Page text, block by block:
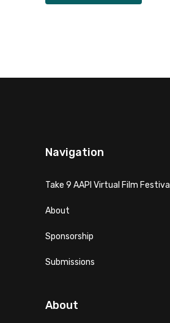
Navigation
Take 9 AAPI Virtual Film Festival
About
Sponsorship
Submissions
About